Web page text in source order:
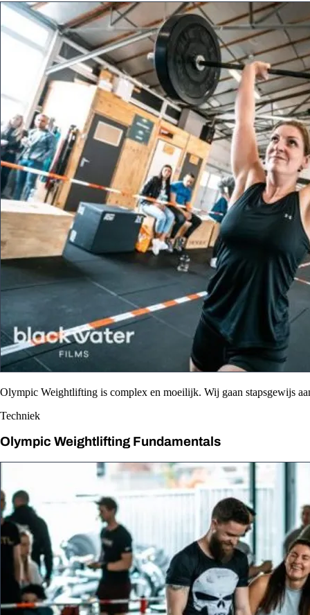
Olympic Weightlifting is complex en moeilijk. Wij gaan stapsgewijs
Techniek
Olympic Weightlifting Fundamentals